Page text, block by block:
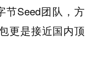
节Seed团队，方
更是接近国内顶